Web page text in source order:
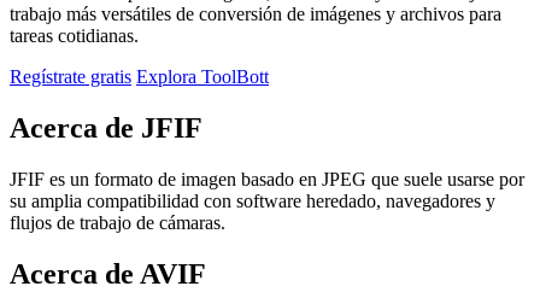
trabajo más versátiles de conversión de imágenes y archivos para
tareas cotidianas.
Regístrate gratis Explora ToolBott
Acerca de JFIF
JFIF es un formato de imagen basado en JPEG que suele usarse por
su amplia compatibilidad con software heredado, navegadores y
flujos de trabajo de cámaras.
Acerca de AVIF